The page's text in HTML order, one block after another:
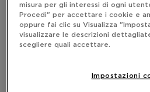
misura per gli interessi di ogni
Procedi" per accettare i cookie e
oppure fai clic su Visualizza
visualizzare le descrizioni
scegliere quali accettare.
Impostazioni